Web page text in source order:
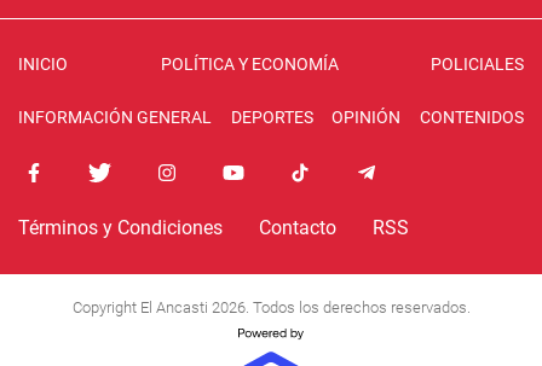
INICIO POLÍTICA Y ECONOMÍA POLICIALES
INFORMACIÓN GENERAL DEPORTES OPINIÓN CONTENIDOS
Términos y Condiciones Contacto RSS
Copyright El Ancasti 2026. Todos los derechos reservados.